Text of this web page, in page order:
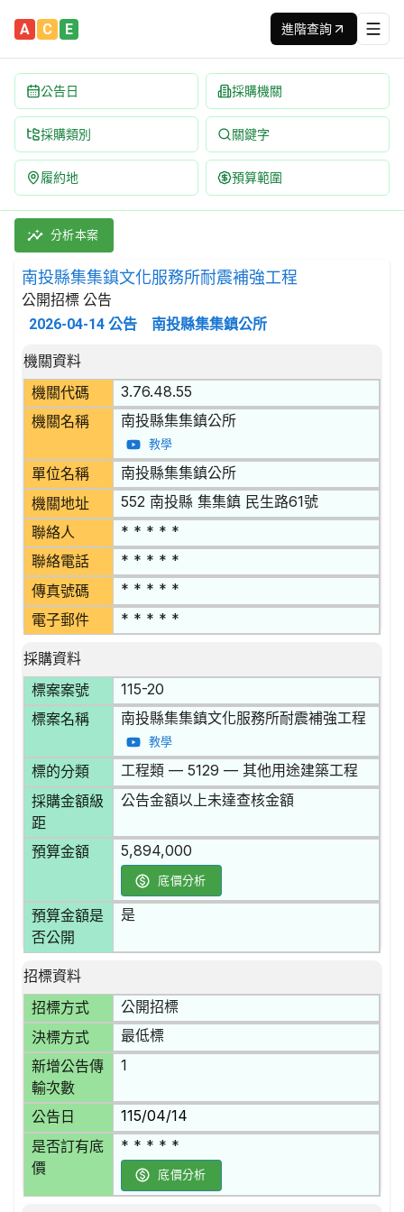
A C E 進階查詢
公告日 採購機關
採購類別 關鍵字
履約地 預算範圍
南投縣集集鎮文化服務所耐震補強工程 招標公告 | 案號：
採購類別：工程類 其他用途建築工程 | 招標方式：公開招
分析本案
南投縣集集鎮文化服務所耐震補強工程
公開招標 公告
2026-04-14 公告 南投縣集集鎮公所
招標公告詳細內容
機關資料
機關代碼
3.76.48.55
機關名稱 南投縣集集鎮公所
教學
單位名稱 南投縣集集鎮公所
機關地址 552 南投縣 集集鎮 民生路61號
聯絡人 * * * * *
聯絡電話 * * * * *
傳真號碼 * * * * *
電子郵件 * * * * *
採購資料
標案案號
115-20
標案名稱 南投縣集集鎮文化服務所耐震補強工程
教學
標的分類 工程類 — 5129 — 其他用途建築工程
採購金額級
距
公告金額以上未達查核金額
預算金額 5,894,000
底價分析
預算金額是
否公開
是
招標資料
招標方式
公開招標
決標方式 最低標
新增公告傳
輸次數
1
公告日 115/04/14
是否訂有底
價
* * * * *
底價分析